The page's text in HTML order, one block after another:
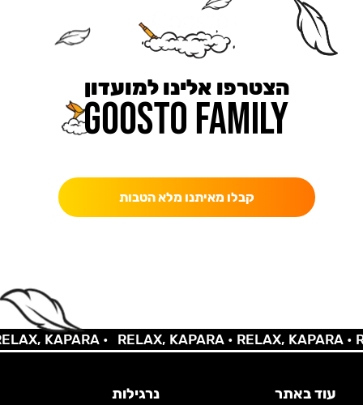
הצטרפו אלינו למועדון
קבלו מאיתנו מלא הטבות
KAPARA • RELAX, KAPARA •RELAX, KAPARA •
עוד באתר נרגילות